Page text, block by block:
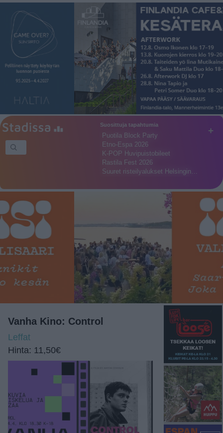
+
Suosittuja tapahtumia
Puotila Block Party
Etno-Espa 2026
K-POP Huvipuistobileet
Rastila Fest 2026
Suuret risteilyalukset Helsingin…
Vanha Kino: Control
Leffat
Hinta: 11,50€